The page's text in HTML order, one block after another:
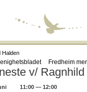
Halden
Fredheim
v/
11:00 — 12:00